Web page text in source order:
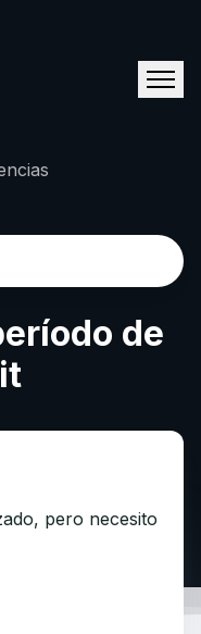
de
pero necesito